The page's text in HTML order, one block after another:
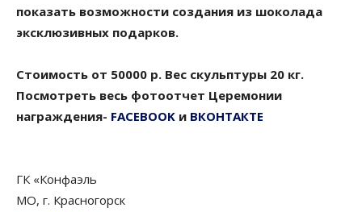
показать возможности создания из шоколада
эксклюзивных подарков.
Стоимость от 50000 р. Вес скульптуры 20 кг.
Посмотреть весь фотоотчет Церемонии
награждения- FACEBOOK и ВКОНТАКТЕ
ГК «Конфаэль
МО, г. Красногорск